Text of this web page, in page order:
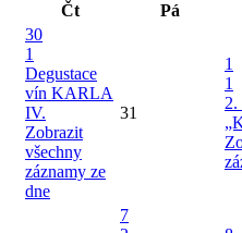
Čt Pá
30
1
Degustace
vín KARLA
IV.
Zobrazit
všechny
záznamy ze
dne
31
1
1
2.
7